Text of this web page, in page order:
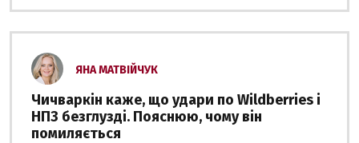
ЯНА МАТВІЙЧУК
Чичваркін каже, що удари по Wildberries і
НПЗ безглузді. Пояснюю, чому він
помиляється